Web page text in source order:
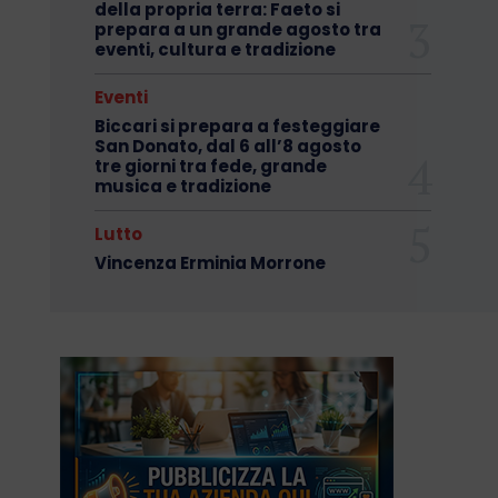
della propria terra: Faeto si
prepara a un grande agosto tra
eventi, cultura e tradizione
Eventi
Biccari si prepara a festeggiare
San Donato, dal 6 all’8 agosto
tre giorni tra fede, grande
musica e tradizione
Lutto
Vincenza Erminia Morrone